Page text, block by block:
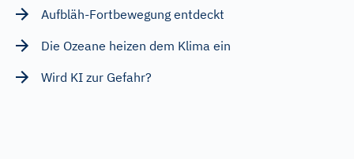
Aufbläh-Fortbewegung entdeckt
Die Ozeane heizen dem Klima ein
Wird KI zur Gefahr?